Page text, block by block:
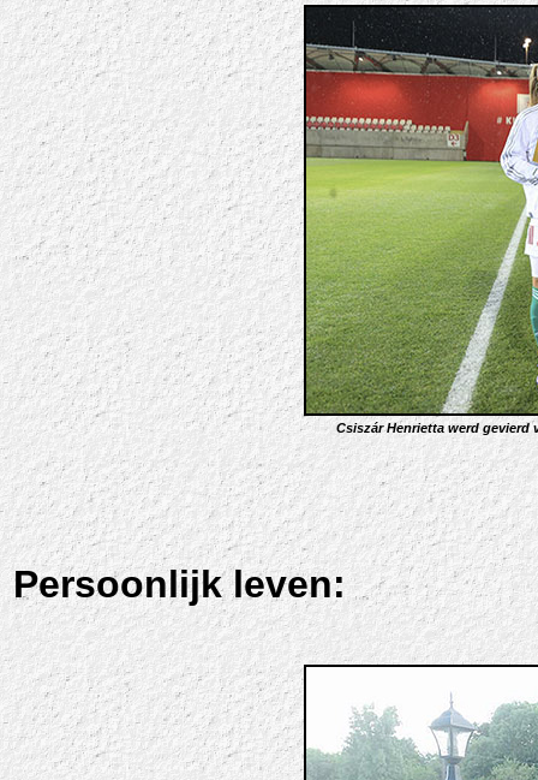
Csiszár Henrietta werd gevierd
Persoonlijk leven: